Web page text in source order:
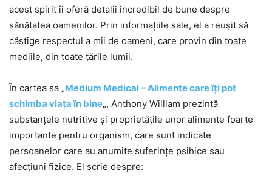
acest spirit îi oferă detalii incredibil de bune despre
sănătatea oamenilor. Prin informațiile sale, el a reușit să
câștige respectul a mii de oameni, care provin din toate
mediile, din toate țările lumii.
În cartea sa „Medium Medical – Alimente care îți pot
schimba viața în bine„, Anthony William prezintă
substanțele nutritive și proprietățile unor alimente foarte
importante pentru organism, care sunt indicate
persoanelor care au anumite suferințe psihice sau
afecțiuni fizice. El scrie despre: